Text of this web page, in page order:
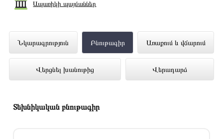
Ապառիկի պայմաններ
Նկարագրություն Բնութագիր Առաքում և վճարում
Վերցնել խանութից Վերադարձ
Աուդիո նվագարկիչ SAMSUNG MX-
T40/RU ներկայացված է Technomix
առցանց խանութում լավագույն գնով 159
Տեխնիկական բնութագիր